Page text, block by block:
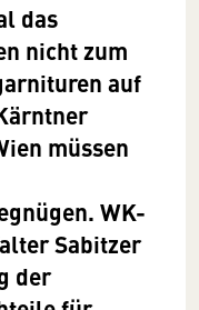
das
nicht zum
auf
müssen
WK-
Sabitzer
der